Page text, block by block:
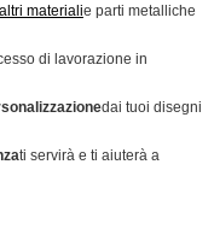
altri materialie parti metalliche
di lavorazione in
dai tuoi disegni
ti servirà e ti aiuterà a